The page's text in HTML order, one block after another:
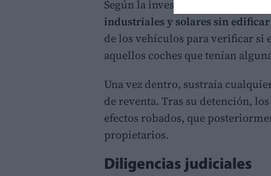
Según la investigación, el
industriales y solares sin edificar
de los vehículos para verificar si
aquellos coches que tenían
Una vez dentro, sustraía
de reventa. Tras su detención,
efectos robados, que
propietarios.
Diligencias judiciales